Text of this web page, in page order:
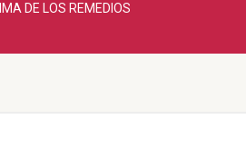
DE LOS REMEDIOS